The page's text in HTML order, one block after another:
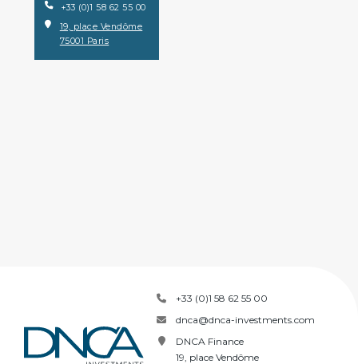
+33 (0)1 58 62 55 00
19, place Vendôme
75001 Paris
+33 (0)1 58 62 55 00
dnca@dnca-investments.com
DNCA Finance
19, place Vendôme